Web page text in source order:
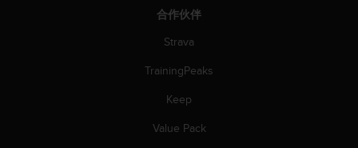
合作伙伴
Strava
TrainingPeaks
Keep
Value Pack